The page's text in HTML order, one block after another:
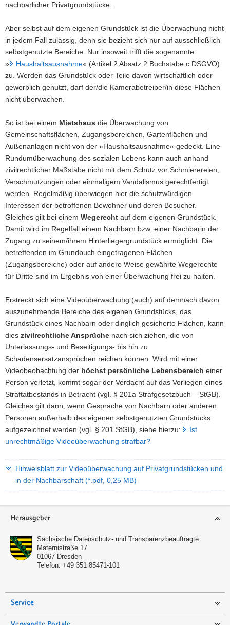
t
o
n
nachbarlicher Privatgrundstücke.
Aber selbst auf dem eigenen Grundstück ist die Überwachung nicht
in jedem Fall zulässig, denn sie bezieht sich nur auf ausschließlich
selbstgenutzte Bereiche. Nur insoweit trifft die sogenannte
»
Haushaltsausnahme« (Artikel 2 Absatz 2 Buchstabe c DSGVO)
zu. Werden das Grundstück oder Teile davon wirtschaftlich oder
gewerblich genutzt, darf der/die Kamerabetreiber/in diese Flächen
nicht überwachen.
So ist bei einem Mietshaus die Überwachung von
Gemeinschaftsflächen, Zugangsbereichen, Gartenflächen und
Außenanlagen nicht von der »Haushaltsausnahme« gedeckt. Eine
Rundumüberwachung des sozialen Lebens kann auch anhand
zivilrechtlicher Maßstäbe nicht mit dem Schutz vor Schmierereien,
Verschmutzungen oder einmaligem Vandalismus gerechtfertigt
werden. Regelmäßig überwiegen hier die schutzwürdigen
Interessen der betroffenen Bewohner und deren Besucher.
Gleiches gilt bei einem Wegerecht auf dem eigenen Grundstück.
Damit wird im Regelfall einem Nachbarn bzw. einer Nachbarin der
Zugang zu seinem/ihrem Hinterliegergrundstück ermöglicht. Die
betreffenden im Grundbuch eingetragenen Flächen
(Zugangsbereiche) oder auf andere Weise gewährte Wegerechte
für Dritte sind im Ergebnis von einer Überwachung frei zu halten.
Erstreckt sich eine Videoüberwachung (auch) auf demnach davon
auszunehmende Bereiche des eigenen Grundstücks, das
Grundstück eines Nachbarn oder dinglich gesicherte Flächen, kann
dies zivilrechtliche Ansprüche nach sich ziehen, die von
Unterlassungs- und Beseitigungs- bis hin zu
Schadensersatzansprüchen reichen können. Wird mit einer
Videobeobachtung der höchst persönliche Lebensbereich einer
Person verletzt, kommt sogar der Verdacht auf das Vorliegen eines
Straftatbestands in Betracht (vgl. § 201a Strafgesetzbuch – StGB).
Gleiches gilt dann, wenn Gespräche von Nachbarn oder anderen
Personen außerhalb des eigenen selbstgenutzten Grundstücks
aufgezeichnet werden (vgl. § 201 StGB), siehe hierzu:
Ist
unrechtmäßige Videoüberwachung strafbar?
Hinweisblatt zur Videoüberwachung auf Privatgrundstücken und
in der Nachbarschaft (*.pdf, 0,25 MB)
Footer-
Herausgeber
Sächsische Datenschutz- und Transparenzbeauftragte
Maternistraße 17
01067 Dresden
Telefon: +49 351 85471-101
Service